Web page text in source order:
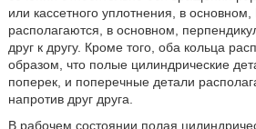
или кассетного уплотнения, в
располагаются, в основном,
друг к другу. Кроме того, оба кольца
образом, что полые цилиндрические
поперек, и поперечные детали
напротив друг друга.
В рабочем состоянии полая